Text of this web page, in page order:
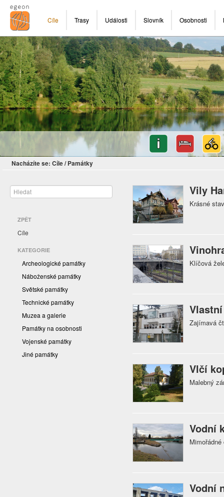
Cíle Trasy Události Slovník Osobnosti
Nacházíte se: Cíle/ Památky
ZPĚT
Cíle
KATEGORIE
Archeologické památky
Náboženské památky
Světské památky
Technické památky
Muzea a galerie
Památky na osobnosti
Vojenské památky
Jiné památky
Vily
Krásné
Klíčová
Zajímavá
Vlčí
Malebný
Vodní
Vodní